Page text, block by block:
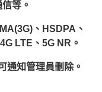
等。
、HSDPA、
LTE、5G NR。
通知管理員刪除。